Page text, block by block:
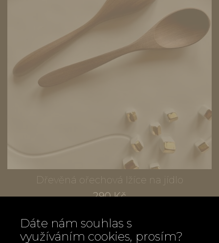
Dřevěná ořechová lžíce na jídlo
290 Kč
Dáte nám souhlas s
využíváním cookies, prosím?